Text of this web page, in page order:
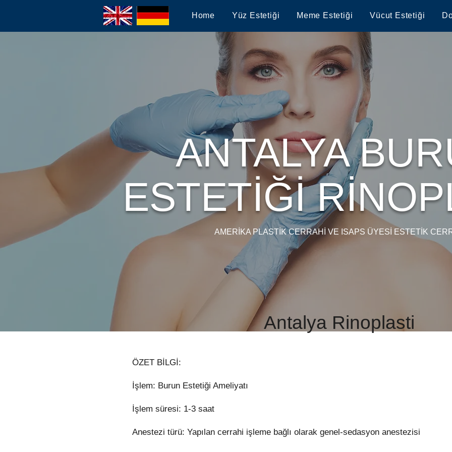
Home Yüz Estetiği Meme Estetiği Vücut Estetiği
ANTALYA
ESTETİĞİ
AMERİKA PLASTİK CERRAHİ VE ISAPS ÜYESİ ESTETİK
Antalya Rinoplasti
ÖZET BİLGİ:
İşlem: Burun Estetiği Ameliyatı
İşlem süresi: 1-3 saat
Anestezi türü: Yapılan cerrahi işleme bağlı olarak genel-sedasyon anestezisi